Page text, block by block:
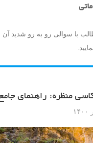
با سوالی رو به رو شدید
منظره: راهنمای